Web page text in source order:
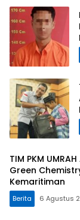
TIM PKM
Green
Kemaritiman
Berita 6 Agustus